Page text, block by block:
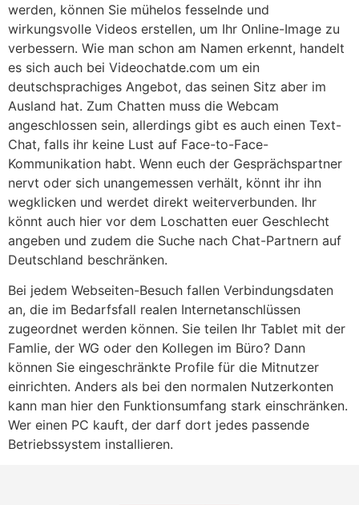
werden, können Sie mühelos fesselnde und
wirkungsvolle Videos erstellen, um Ihr Online-Image zu
verbessern. Wie man schon am Namen erkennt, handelt
es sich auch bei Videochatde.com um ein
deutschsprachiges Angebot, das seinen Sitz aber im
Ausland hat. Zum Chatten muss die Webcam
angeschlossen sein, allerdings gibt es auch einen Text-
Chat, falls ihr keine Lust auf Face-to-Face-
Kommunikation habt. Wenn euch der Gesprächspartner
nervt oder sich unangemessen verhält, könnt ihr ihn
wegklicken und werdet direkt weiterverbunden. Ihr
könnt auch hier vor dem Loschatten euer Geschlecht
angeben und zudem die Suche nach Chat-Partnern auf
Deutschland beschränken.
Bei jedem Webseiten-Besuch fallen Verbindungsdaten
an, die im Bedarfsfall realen Internetanschlüssen
zugeordnet werden können. Sie teilen Ihr Tablet mit der
Famlie, der WG oder den Kollegen im Büro? Dann
können Sie eingeschränkte Profile für die Mitnutzer
einrichten. Anders als bei den normalen Nutzerkonten
kann man hier den Funktionsumfang stark einschränken.
Wer einen PC kauft, der darf dort jedes passende
Betriebssystem installieren.